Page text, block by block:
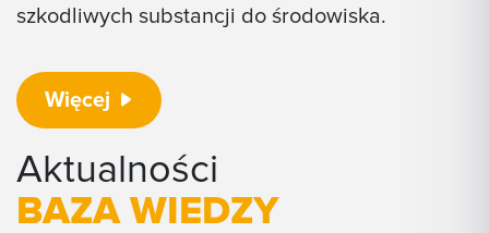
szkodliwych substancji do środowiska.
Więcej
Aktualności
BAZA WIEDZY